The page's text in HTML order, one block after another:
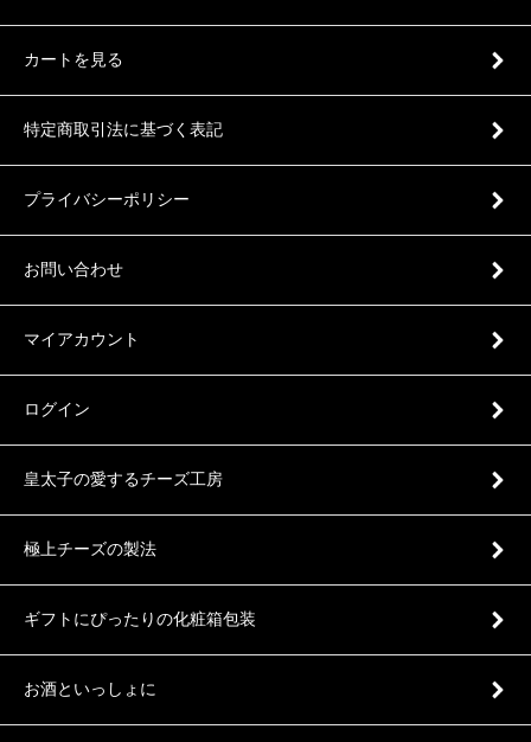
カートを見る
特定商取引法に基づく表記
プライバシーポリシー
お問い合わせ
マイアカウント
ログイン
皇太子の愛するチーズ工房
極上チーズの製法
ギフトにぴったりの化粧箱包装
お酒といっしょに